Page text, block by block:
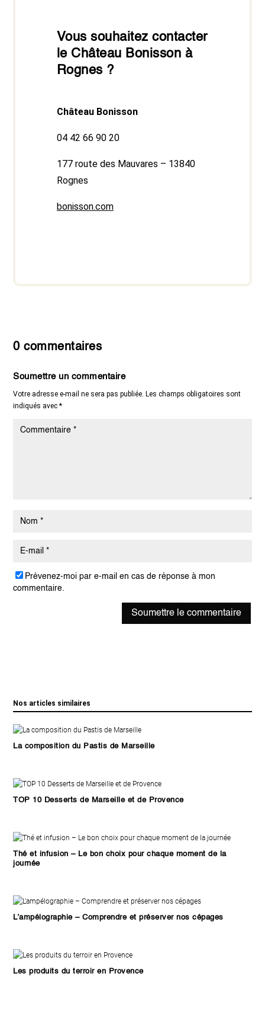
Vous souhaitez contacter
le Château Bonisson à
Rognes ?
Château Bonisson
04 42 66 90 20
177 route des Mauvares – 13840
Rognes
bonisson.com
0 commentaires
Soumettre un commentaire
Votre adresse e-mail ne sera pas publiée. Les champs obligatoires sont
indiqués avec*
Prévenez-moi par e-mail en cas de réponse à mon
commentaire.
Soumettre le commentaire
Nos articles similaires
La composition du Pastis de Marseille
TOP 10 Desserts de Marseille et de Provence
Thé et infusion – Le bon choix pour chaque moment de la
journée
L’ampélographie – Comprendre et préserver nos cépages
Les produits du terroir en Provence